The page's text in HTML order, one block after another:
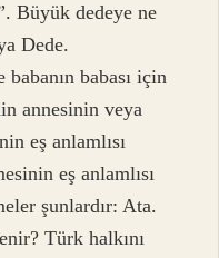
Büyük dedeye ne
Dede.
babası için
annesinin veya
eş anlamlısı
eş anlamlısı
şunlardır: Ata.
Türk halkını